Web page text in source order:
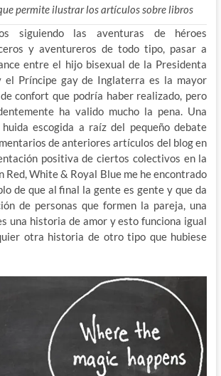
permite ilustrar los artículos sobre libros
siguiendo las aventuras de héroes
y aventureros de todo tipo, pasar a
entre el hijo bisexual de la Presidenta
el Príncipe gay de Inglaterra es la mayor
confort que podría haber realizado, pero
ha valido mucho la pena. Una
escogida a raíz del pequeño debate
de anteriores artículos del blog en
positiva de ciertos colectivos en la
Red, White & Royal Blue me he encontrado
de que al final la gente es gente y que da
de personas que formen la pareja, una
una historia de amor y esto funciona igual
otra historia de otro tipo que hubiese